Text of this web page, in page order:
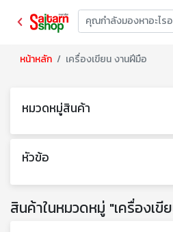
หน้าหลัก เครื่องเขียน งานฝีมือ
หมวดหมู่สินค้า
หัวข้อ
สินค้าในหมวดหมู่ "เครื่องเขี